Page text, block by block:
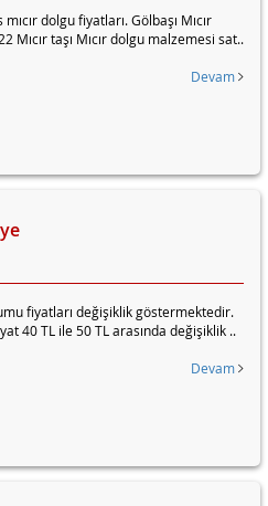
dolgu fiyatları. Gölbaşı Mıcır
Mıcır taşı Mıcır dolgu malzemesi sat..
Devam
fiyatları değişiklik göstermektedir.
40 TL ile 50 TL arasında değişiklik ..
Devam